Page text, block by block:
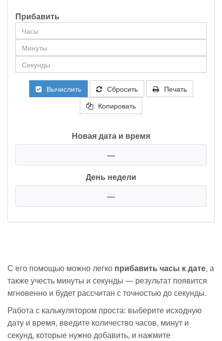
Прибавить
Вычислить Сбросить
Печать
Копировать
Новая дата и время
—
День недели
—
С его помощью можно легко прибавить часы к дате, а
также учесть минуты и секунды — результат появится
мгновенно и будет рассчитан с точностью до секунды.
Работа с калькулятором проста: выберите исходную
дату и время, введите количество часов, минут и
секунд, которые нужно добавить, и нажмите